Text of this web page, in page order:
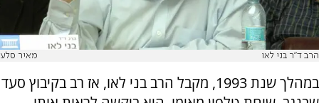
הרב ד"ר בני לאו מאיר סלע
במהלך שנת 1993, מקבל הרב בני לאו, אז רב בקיבוץ סעד